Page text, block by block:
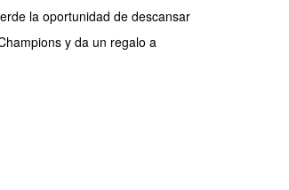
la oportunidad de descansar
y da un regalo a